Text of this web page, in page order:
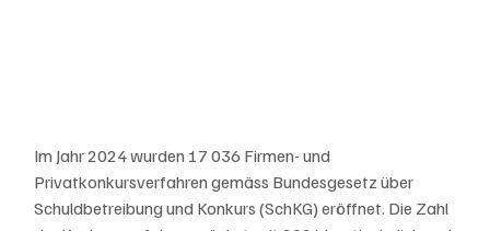
Im Jahr 2024 wurden 17 036 Firmen- und
Privatkonkursverfahren gemäss Bundesgesetz über
Schuldbetreibung und Konkurs (SchKG) eröffnet. Die Zahl